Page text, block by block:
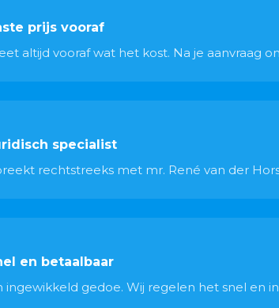
prijs vooraf
altijd vooraf wat het kost. Na je aanvraag
specialist
rechtstreeks met mr. René van der
en betaalbaar
ingewikkeld gedoe. Wij regelen het snel en